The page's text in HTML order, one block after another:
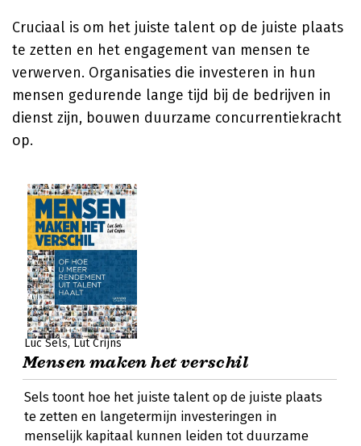
Cruciaal is om het juiste talent op de juiste plaats
te zetten en het engagement van mensen te
verwerven. Organisaties die investeren in hun
mensen gedurende lange tijd bij de bedrijven in
dienst zijn, bouwen duurzame concurrentiekracht
op.
Luc Sels Lut Crijns
Mensen maken het verschil
Sels toont hoe het juiste talent op de juiste plaats
te zetten en langetermijn investeringen in
menselijk kapitaal kunnen leiden tot duurzame